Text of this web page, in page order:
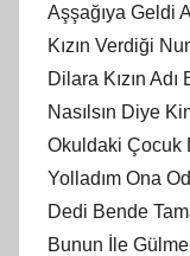
Aşşağıya Geldi
Kızın Verdiği
Dilara Kızın
Nasılsın Diye
Okuldaki Çocuk
Yolladım Ona
Dedi Bende
Bunun İle